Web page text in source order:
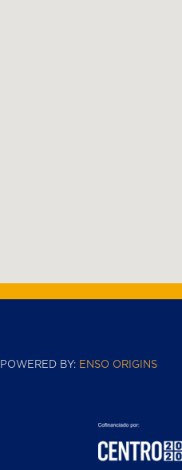
POWERED BY: ENSO ORIGINS